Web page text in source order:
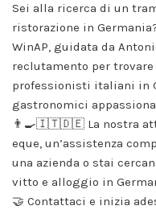
Sei alla ricerca di un
ristorazione in
WinAP, guidata da
reclutamento per
professionisti italiani in
gastronomici
👨‍🍳🇮🇹🇩🇪 La nostra
eque, un’assistenza
una azienda o stai
vitto e alloggio in
🤝 Contattaci e inizia
damit die
Website
funktioniert.
Damit wir die
Funktionalität
und die
Website
verbessern
können,